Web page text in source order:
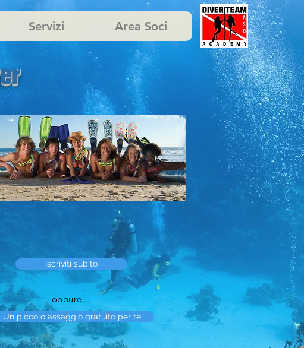
Servizi Area Soci
Iscriviti subito
oppure...
Un piccolo assaggio gratuito per te